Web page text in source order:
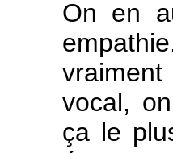
On en
vocal,
ça le